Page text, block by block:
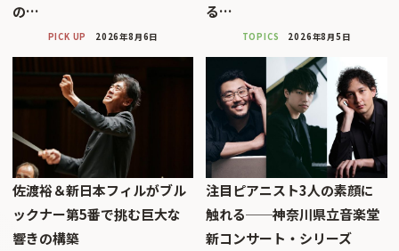
の…
PICK UP 2026年8月6日
る…
TOPICS 2026年8月5日
佐渡裕＆新日本フィルがブル
ックナー第5番で挑む巨大な
響きの構築
注目ピアニスト3人の素顔に
触れる──神奈川県立音楽堂
新コンサート・シリーズ